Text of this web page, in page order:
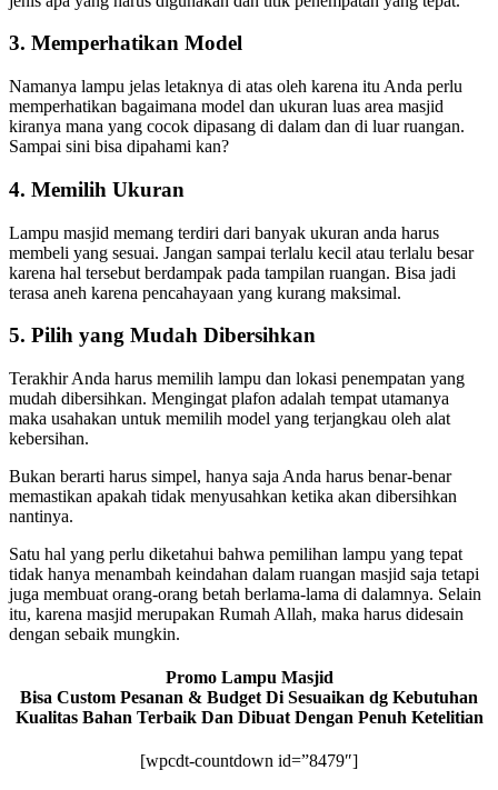
3. Memperhatikan Model
Namanya lampu jelas letaknya di atas oleh karena itu Anda perlu
memperhatikan bagaimana model dan ukuran luas area masjid
kiranya mana yang cocok dipasang di dalam dan di luar ruangan.
Sampai sini bisa dipahami kan?
4. Memilih Ukuran
Lampu masjid memang terdiri dari banyak ukuran anda harus
membeli yang sesuai. Jangan sampai terlalu kecil atau terlalu besar
karena hal tersebut berdampak pada tampilan ruangan. Bisa jadi
terasa aneh karena pencahayaan yang kurang maksimal.
5. Pilih yang Mudah Dibersihkan
Terakhir Anda harus memilih lampu dan lokasi penempatan yang
mudah dibersihkan. Mengingat plafon adalah tempat utamanya
maka usahakan untuk memilih model yang terjangkau oleh alat
kebersihan.
Bukan berarti harus simpel, hanya saja Anda harus benar-benar
memastikan apakah tidak menyusahkan ketika akan dibersihkan
nantinya.
Satu hal yang perlu diketahui bahwa pemilihan lampu yang tepat
tidak hanya menambah keindahan dalam ruangan masjid saja tetapi
juga membuat orang-orang betah berlama-lama di dalamnya. Selain
itu, karena masjid merupakan Rumah Allah, maka harus didesain
dengan sebaik mungkin.
Promo Lampu Masjid
Bisa Custom Pesanan & Budget Di Sesuaikan dg Kebutuhan
Kualitas Bahan Terbaik Dan Dibuat Dengan Penuh Ketelitian
[wpcdt-countdown id=”8479″]